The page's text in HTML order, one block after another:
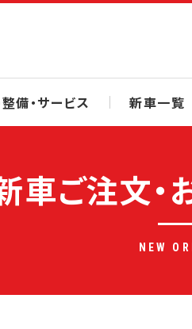
備・サービス 新車一覧
車ご注文・
NEW